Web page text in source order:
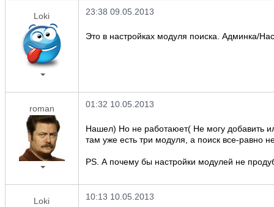
Loki 23:38 09.05.2013
Это в настройках модуля поиска. Админка/
roman 01:32 10.05.2013
Нашел) Но не работаюет( Не могу добавить
там уже есть три модуля, а поиск все-равно
PS. А почему бы настройки модулей не
Loki 10:13 10.05.2013